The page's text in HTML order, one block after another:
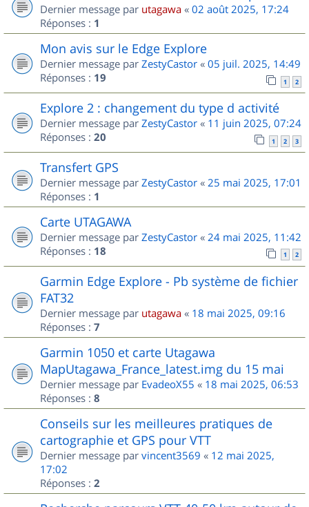
Dernier message par utagawa « 02 août 2025, 17:24
Réponses : 1
Mon avis sur le Edge Explore
Dernier message par ZestyCastor « 05 juil. 2025, 14:49
Réponses : 19 1 2
Explore 2 : changement du type d activité
Dernier message par ZestyCastor « 11 juin 2025, 07:24
Réponses : 20 1 2 3
Transfert GPS
Dernier message par ZestyCastor « 25 mai 2025, 17:01
Réponses : 1
Carte UTAGAWA
Dernier message par ZestyCastor « 24 mai 2025, 11:42
Réponses : 18 1 2
Garmin Edge Explore - Pb système de fichier
FAT32
Dernier message par utagawa « 18 mai 2025, 09:16
Réponses : 7
Garmin 1050 et carte Utagawa
MapUtagawa_France_latest.img du 15 mai
Dernier message par EvadeoX55 « 18 mai 2025, 06:53
Réponses : 8
Conseils sur les meilleures pratiques de
cartographie et GPS pour VTT
Dernier message par vincent3569 « 12 mai 2025,
17:02
Réponses : 2